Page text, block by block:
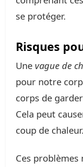
se protéger.
Risques
Une vague de
pour notre
corps de
Cela peut
coup de chaleur.
Ces